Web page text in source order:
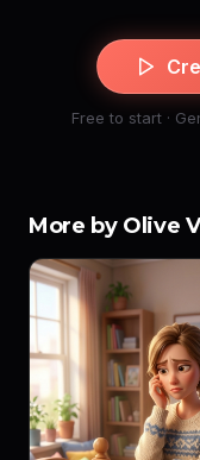
Free to start ·
More by Olive